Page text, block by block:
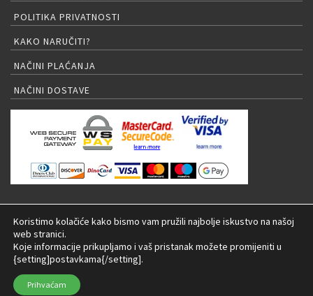
POLITIKA PRIVATNOSTI
KAKO NARUČITI?
NAČINI PLAĆANJA
NAČINI DOSTAVE
PRIJAVA NA NEWSLETTER
© 2026 LED rasvjeta Internet trgovina |
Koristimo kolačiće kako bismo vam pružili najbolje iskustvo na našoj
web stranici.
Koje informacije prikupljamo i vaš pristanak možete promijeniti u
{setting]postavkama{/setting].
Prihvaćam